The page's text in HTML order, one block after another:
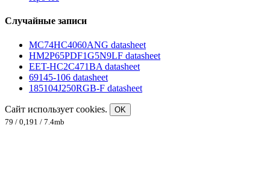
Случайные записи
MC74HC4060ANG datasheet
HM2P65PDF1G5N9LF datasheet
EET-HC2C471BA datasheet
69145-106 datasheet
185104J250RGB-F datasheet
Сайт использует cookies.
OK
79 / 0,191 / 7.4mb